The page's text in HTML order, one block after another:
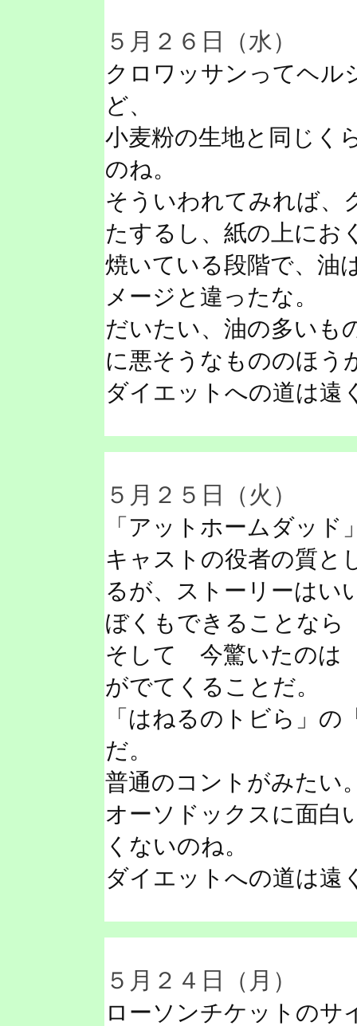
５月２６日（水）
クロワッサンってヘル
ど、
小麦粉の生地と同じく
のね。
そういわれてみれば、
たするし、紙の上にお
焼いている段階で、油
メージと違ったな。
だいたい、油の多いも
に悪そうなもののほう
ダイエットへの道は遠
５月２５日（火）
「アットホームダッ
キャストの役者の質
るが、ストーリーはい
ぼくもできることな
そして 今驚いたのは
がでてくることだ。
「はねるのトビら」
だ。
普通のコントがみたい
オーソドックスに面白
くないのね。
ダイエットへの道は遠
５月２４日（月）
ローソンチケットのサ